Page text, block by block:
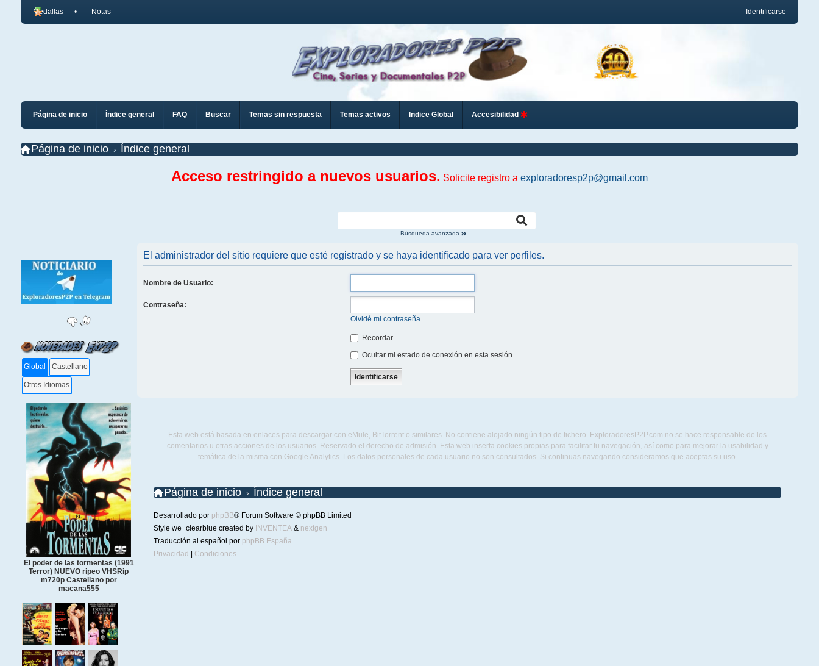
Identificarse
Medallas Notas
Página de inicio Índice general FAQ Buscar Temas sin respuesta Temas activos Indice Global Accesibilidad
Página de inicio Índice general
Acceso restringido a nuevos usuarios. Solicite registro a exploradoresp2p@gmail.com
Búsqueda avanzada
Global Castellano
Otros Idiomas
El poder de las tormentas (1991
Terror) NUEVO ripeo VHSRip
m720p Castellano por
macana555
El administrador del sitio requiere que esté registrado y se haya identificado para ver perfiles.
Nombre de Usuario:
Contraseña:
Olvidé mi contraseña
Recordar
Ocultar mi estado de conexión en esta sesión
Esta web está basada en enlaces para descargar con eMule, BitTorrent o similares. No contiene alojado ningún tipo de fichero. ExploradoresP2P.com no se hace responsable de los
comentarios u otras acciones de los usuarios. Reservado el derecho de admisión. Esta web inserta cookies propias para facilitar tu navegación, así como para mejorar la usabilidad y
temática de la misma con Google Analytics. Los datos personales de cada usuario no son consultados. Si continuas navegando consideramos que aceptas su uso.
Página de inicio Índice general
Desarrollado por phpBB® Forum Software © phpBB Limited
Style we_clearblue created by INVENTEA& nextgen
Traducción al español por phpBB España
Privacidad
Condiciones